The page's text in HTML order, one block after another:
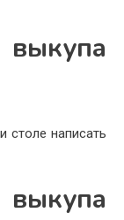
столе написать